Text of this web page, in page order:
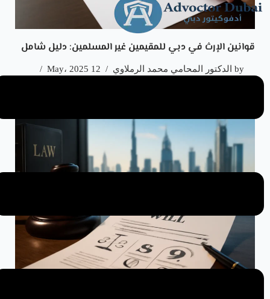
قوانين الإرث في دبي للمقيمين غير المسلمين: دليل شامل
by الدكتور المحامي محمد الرملاوي
12 May، 2025